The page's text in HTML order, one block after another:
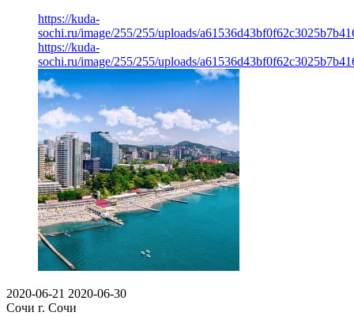
https://kuda-
sochi.ru/image/255/255/uploads/
https://kuda-
sochi.ru/image/255/255/uploads/
2020-06-21 2020-06-30
Сочи г. Сочи